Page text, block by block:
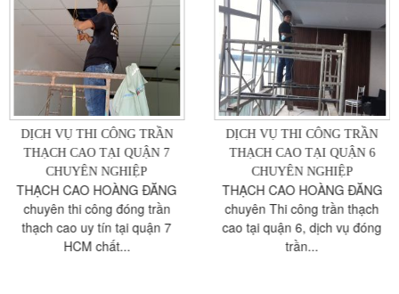
7
DỊCH VỤ THI CÔNG TRẦN
THẠCH CAO TẠI QUẬN 6
CHUYÊN NGHIỆP
THẠCH CAO HOÀNG ĐĂNG
chuyên Thi công trần thạch
cao tại quận 6, dịch vụ đóng
DỊCH VỤ THI
THẠCH CAO TẠI
CHUYÊN
Thợ đóng trần vách
quận 5 TPHCM ,
thạch cao: đẹp,